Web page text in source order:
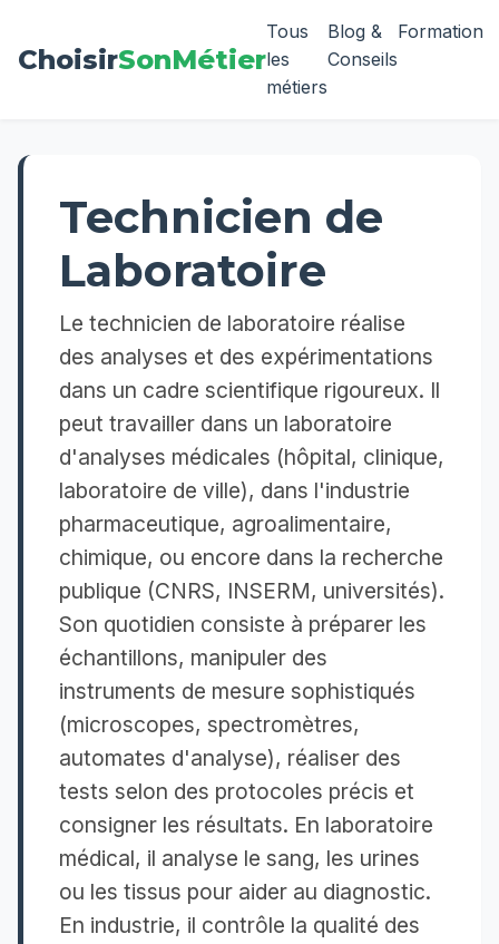
ChoisirSonMétier
Tous
les
métiers
Blog &
Conseils
Formation
Technicien de
Laboratoire
Le technicien de laboratoire réalise
des analyses et des expérimentations
dans un cadre scientifique rigoureux. Il
peut travailler dans un laboratoire
d'analyses médicales (hôpital, clinique,
laboratoire de ville), dans l'industrie
pharmaceutique, agroalimentaire,
chimique, ou encore dans la recherche
publique (CNRS, INSERM, universités).
Son quotidien consiste à préparer les
échantillons, manipuler des
instruments de mesure sophistiqués
(microscopes, spectromètres,
automates d'analyse), réaliser des
tests selon des protocoles précis et
consigner les résultats. En laboratoire
médical, il analyse le sang, les urines
ou les tissus pour aider au diagnostic.
En industrie, il contrôle la qualité des